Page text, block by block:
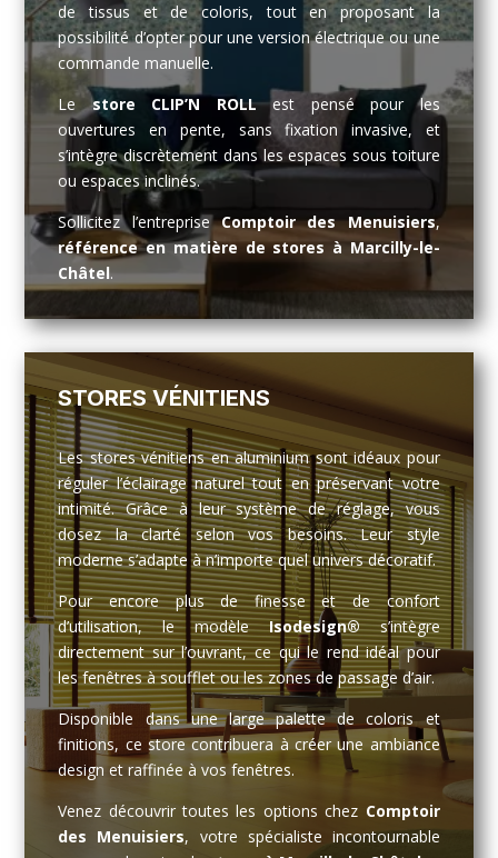
de tissus et de coloris, tout en proposant la
possibilité d’opter pour une version électrique ou une
commande manuelle.
Lestore CLIP’N ROLLest pensé pour les
ouvertures en pente, sans fixation invasive, et
s’intègre discrètement dans les espaces sous toiture
ou espaces inclinés.
Sollicitez l’entrepriseComptoir des Menuisiers,
référence en matière de stores à Marcilly-le-
Châtel.
STORES VÉNITIENS
Les stores vénitiens en aluminium sont idéaux pour
réguler l’éclairage naturel tout en préservant votre
intimité. Grâce à leur système de réglage, vous
dosez la clarté selon vos besoins. Leur style
moderne s’adapte à n’importe quel univers décoratif.
Pour encore plus de finesse et de confort
d’utilisation, le modèleIsodesign®s’intègre
directement sur l’ouvrant, ce qui le rend idéal pour
les fenêtres à soufflet ou les zones de passage d’air.
Disponible dans une large palette de coloris et
finitions, ce store contribuera à créer une ambiance
design et raffinée à vos fenêtres.
Venez découvrir toutes les options chez Comptoir
des Menuisiers, votre spécialiste incontournable